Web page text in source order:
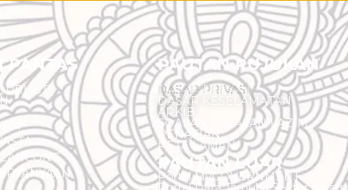
PANTAS PAUTAN RUJUKAN
DASAR PRIVASI
DASAR KESELAMATAN
ARKIB
SOALAN - SOALAN LAZIM
PENAFIAN
PETA LAMAN
PAUTAN LUAR
Portal MyGOVERNMENT